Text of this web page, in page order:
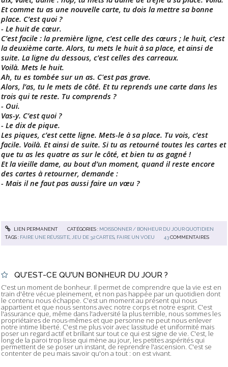
Et comme tu as une nouvelle carte, tu dois la mettre sa bonne
place. C’est quoi ?
- Le huit de cœur.
C’est facile : la première ligne, c’est celle des cœurs ; le huit, c’est
la deuxième carte. Alors, tu mets le huit à sa place, et ainsi de
suite. La ligne du dessous, c’est celles des carreaux.
Voilà. Mets le huit.
Ah, tu es tombée sur un as. C'est pas grave.
Alors, l’as, tu le mets de côté. Et tu reprends une carte dans les
trois qui te reste. Tu comprends ?
- Oui.
Vas-y. C’est quoi ?
- Le dix de pique.
Les piques, c’est cette ligne. Mets-le à sa place. Tu vois, c’est
facile. Voilà. Et ainsi de suite. Si tu as retourné toutes les cartes et
que tu as les quatre as sur le côté, et bien tu as gagné !
Et la vieille dame, au bout d’un moment, quand il reste encore
des cartes à retourner, demande :
- Mais il ne faut pas aussi faire un vœu ?
LIEN PERMANENT CATÉGORIES : MOISSONNER / BONHEUR DU JOUR QUOTIDIEN
TAGS : FAIRE UNE RÉUSSITE JEU DE 32 CARTES FAIRE UN VOEU 43 COMMENTAIRES
QU'EST-CE QU'UN BONHEUR DU JOUR ?
C'est un moment de bonheur. Il permet de comprendre que la vie est en
train d'être vécue pleinement, et non pas happée par un quotidien dont
le contenu nous échappe. C'est un moment au présent qui nous
appartient et que nous sentons avec notre corps et notre esprit. C'est
l'assurance que, même dans l'adversité la plus terrible, nous sommes les
propriétaires de nous-mêmes et que personne ne peut nous enlever
notre intime liberté. C'est ne plus voir avec lassitude et uniformité mais
poser un regard actif et brillant sur tout ce qui est signe de vie. C'est, le
long de la paroi trop lisse qui mène au jour, les petites aspérités qui
permettent de se poser un instant, de reprendre l'ascension. C'est se
contenter de peu mais savoir qu'on a tout : on est vivant.